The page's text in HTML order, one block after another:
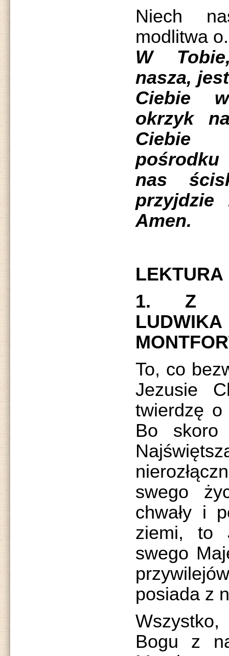
Niech
modlitwa
W
nasza,
Ciebie
okrzyk
Ciebie
nas
przyjdzie
Amen.
LEKTURA
1. Z
To, co
Jezusie
twierdzę o
Bo skoro
swego
chwały i
ziemi, to
swego
posiada z
Bogu z